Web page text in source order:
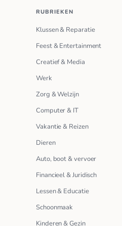
RUBRIEKEN
Klussen & Reparatie
Feest & Entertainment
Creatief & Media
Werk
Zorg & Welzijn
Computer & IT
Vakantie & Reizen
Dieren
Auto, boot & vervoer
Financieel & Juridisch
Lessen & Educatie
Schoonmaak
Kinderen & Gezin